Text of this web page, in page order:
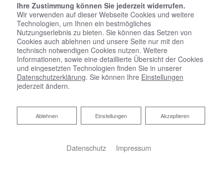
Ihre Zustimmung können Sie jederzeit widerrufen.
Wir verwenden auf dieser Webseite Cookies und weitere
Technologien, um Ihnen ein bestmögliches
Nutzungserlebnis zu bieten. Sie können das Setzen von
Cookies auch ablehnen und unsere Seite nur mit den
technisch notwendigen Cookies nutzen. Weitere
Informationen, sowie eine detaillierte Übersicht der Cookies
und eingesetzten Technologien finden Sie in unserer
Datenschutzerklärung. Sie können Ihre Einstellungen
jederzeit ändern.
Akzeptieren
Einstellungen
Ablehnen
Ablehnen
Datenschutz Impressum